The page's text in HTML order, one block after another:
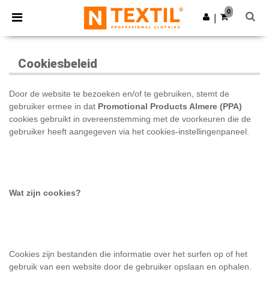
× Ntextil-app
Betere prijzen in de app!
Download app
0
Cookiesbeleid
Door de website te bezoeken en/of te gebruiken, stemt de
gebruiker ermee in dat Promotional Products Almere (PPA)
cookies gebruikt in overeenstemming met de voorkeuren die de
gebruiker heeft aangegeven via het cookies-instellingenpaneel.
Wat zijn cookies?
Cookies zijn bestanden die informatie over het surfen op of het
gebruik van een website door de gebruiker opslaan en ophalen.